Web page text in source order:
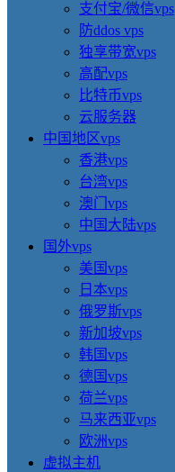
支付宝/微信vps
防ddos vps
独享带宽vps
高配vps
比特币vps
云服务器
中国地区vps
香港vps
台湾vps
澳门vps
中国大陆vps
国外vps
美国vps
日本vps
俄罗斯vps
新加坡vps
韩国vps
德国vps
荷兰vps
马来西亚vps
欧洲vps
虚拟主机